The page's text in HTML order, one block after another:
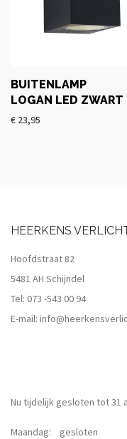
BUITENLAMP
LOGAN LED ZWART
€ 23,95
HEERKENS
Hoofdstraat 82
5481 AH Schijndel
Tel: 073 -543 00 94
E-mail:
Nu tijdelijk gesloten tot 31
Maandag: gesloten